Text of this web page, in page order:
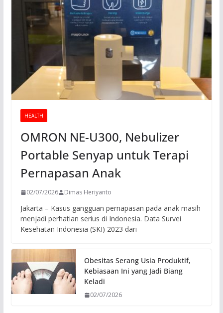
HEALTH
OMRON NE-U300, Nebulizer
Portable Senyap untuk Terapi
Pernapasan Anak
02/07/2026 Dimas Heriyanto
Jakarta – Kasus gangguan pernapasan pada anak masih
menjadi perhatian serius di Indonesia. Data Survei
Kesehatan Indonesia (SKI) 2023 dari
Obesitas Serang Usia Produktif,
Kebiasaan Ini yang Jadi Biang
Keladi
02/07/2026